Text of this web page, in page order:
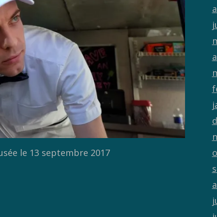
le 13 septembre 2017